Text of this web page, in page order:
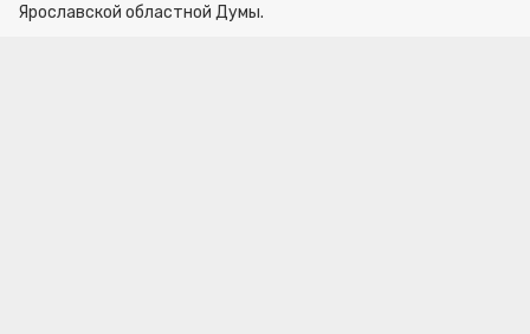
Ярославской областной Думы.